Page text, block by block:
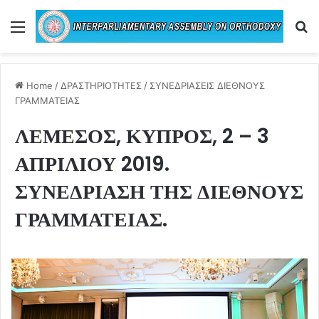
Menu
Home / ΔΡΑΣΤΗΡΙΟΤΗΤΕΣ / ΣΥΝΕΔΡΙΑΣΕΙΣ ΔΙΕΘΝΟΥΣ
ΓΡΑΜΜΑΤΕΙΑΣ
ΛΕΜΕΣΟΣ, ΚΥΠΡΟΣ, 2 – 3
ΑΠΡΙΛΙΟΥ 2019.
ΣΥΝΕΔΡΙΑΣΗ ΤΗΣ ΔΙΕΘΝΟΥΣ
ΓΡΑΜΜΑΤΕΙΑΣ.